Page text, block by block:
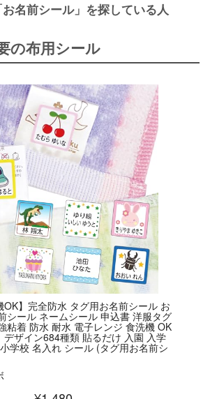
お名前シール」を探している人
の布用シール
OK】完全防水 タグ用お名前シール お
シール ネームシール 申込書 洋服タグ
粘着 防水 耐水 電子レンジ 食洗機 OK
デザイン684種類 貼るだけ 入園 入学
学校 名入れ シール (タグ用お名前シ